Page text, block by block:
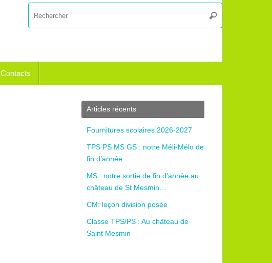
Rechercher
Contacts
Articles récents
Fournitures scolaires 2026-2027
TPS PS MS GS : notre Méli-Mélo de
fin d’année…
MS : notre sortie de fin d’année au
château de St Mesmin…
CM: leçon division posée
Classe TPS/PS : Au château de
Saint Mesmin